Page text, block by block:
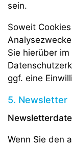
sein.
Soweit
Sie hierüber
ggf. eine
5. Newsletter
Wenn Sie den